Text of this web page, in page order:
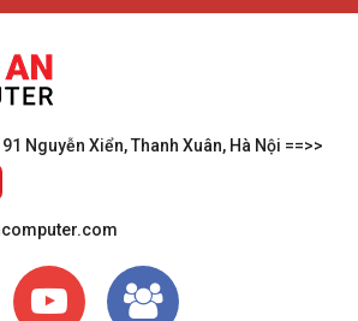
91 Nguyễn Xiển, Thanh Xuân, Hà Nội ==>>